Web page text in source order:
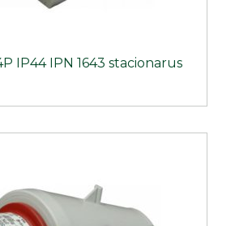
IP44 IPN 1643 stacionarus